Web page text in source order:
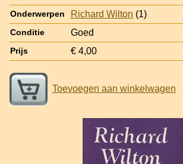
Onderwerpen Richard Wilton (1)
Conditie Goed
Prijs € 4,00
Toevoegen aan winkelwagen